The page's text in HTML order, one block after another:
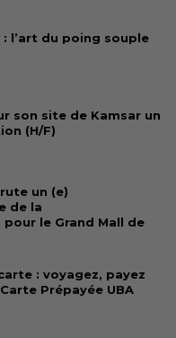
: l’art du poing souple
son site de Kamsar un
(H/F)
un (e)
de la
le Grand Mall de
: voyagez, payez
Prépayée UBA